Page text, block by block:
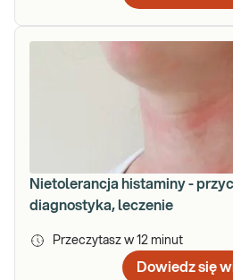
Nietolerancja histaminy -
diagnostyka, leczenie
Przeczytasz w 12 minut
Dowiedz się